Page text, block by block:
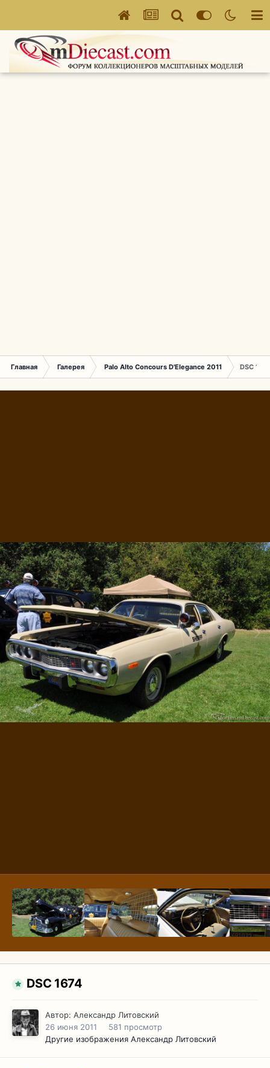
Главная Галерея Palo Alto Concours D'Elegance 2011 DSC 1674
DSC 1674
Автор: Александр Литовский
26 июня 2011
581 просмотр
Другие изображения Александр Литовский